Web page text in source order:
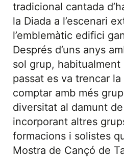
tradicional cantada
la Diada a l’escenari
l’emblemàtic edifici
Després d’uns anys
sol grup, habitualment
passat es va trencar
comptar amb més
diversitat al damunt de
incorporant altres
formacions i solistes
Mostra de Cançó de